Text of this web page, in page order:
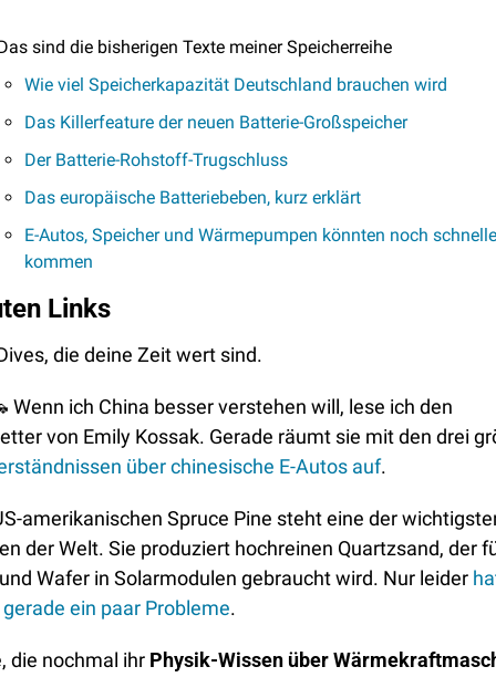
sind die bisherigen Texte meiner Speicherreihe
Wie viel Speicherkapazität Deutschland brauchen wird
Das Killerfeature der neuen Batterie-Großspeicher
Der Batterie-Rohstoff-Trugschluss
Das europäische Batteriebeben, kurz erklärt
E-Autos, Speicher und Wärmepumpen könnten noch
kommen
Links
die deine Zeit wert sind.
Wenn ich China besser verstehen will, lese ich den
über chinesische E-Autos auf.
amerikanischen Spruce Pine steht eine der
der Welt. Sie produziert hochreinen Quartzsand, der
Wafer in Solarmodulen gebraucht wird. Nur leider
ein paar Probleme.
die nochmal ihr Physik-Wissen über